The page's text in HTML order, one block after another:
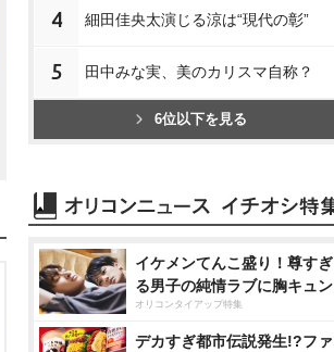
4 細田佳央太演じる涼は“現代の彰”
5 田中みな実、美のカリスマ自称？
6位以下を見る
イケメンてんこ盛り！尊すぎ
る男子の純情ラブに胸キュン
オリコンタイアップ特集
デカすぎ都市伝説発生!?ファ